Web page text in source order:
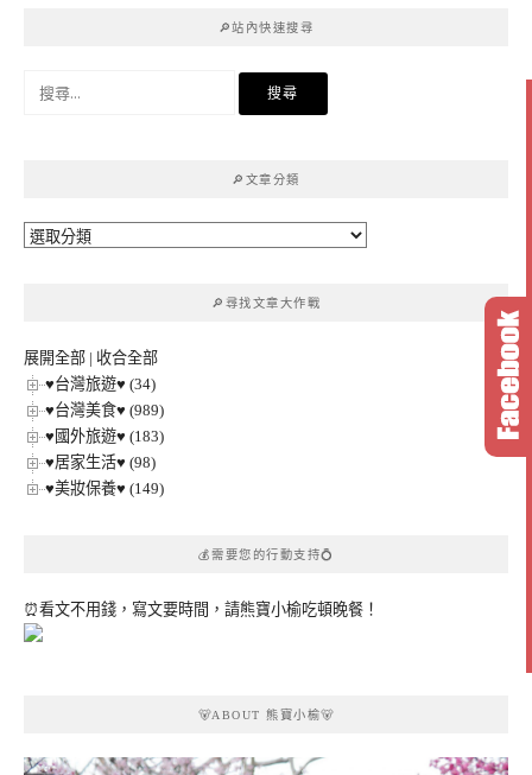
🔎站內快速搜尋
🔎文章分類
🔎
🔎尋找文章大作戰
展開全部 | 收合全部
♥台灣旅遊♥ (34)
♥台灣美食♥ (989)
♥國外旅遊♥ (183)
♥居家生活♥ (98)
♥美妝保養♥ (149)
💰需要您的行動支持💍
⏰看文不用錢，寫文要時間，請熊寶小榆吃頓晚餐！
🐻ABOUT 熊寶小榆🐻